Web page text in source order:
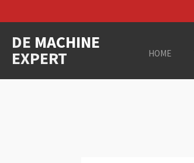
direct
naar
de
hoofdinhoud
DE MACHINE
EXPERT HOME